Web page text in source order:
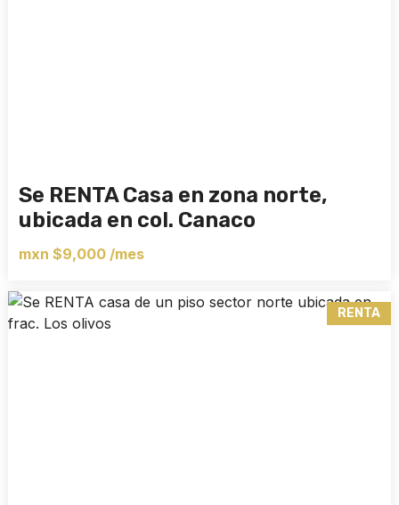
Se RENTA Casa en zona norte,
ubicada en col. Canaco
mxn $9,000 /mes
RENTA